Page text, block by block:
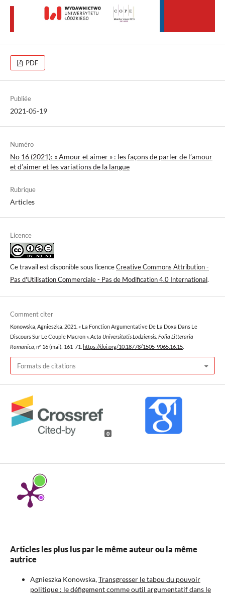
PDF
Publiée
2021-05-19
Numéro
No 16 (2021): « Amour et aimer » : les façons de parler de l’amour
et d’aimer et les variations de la langue
Rubrique
Articles
Licence
Ce travail est disponible sous licenceCreative Commons Attribution -
Pas d'Utilisation Commerciale - Pas de Modification 4.0 International.
Comment citer
Konowska, Agnieszka. 2021. « La Fonction Argumentative De La Doxa Dans Le
Discours Sur Le Couple Macron ». Acta Universitatis Lodziensis. Folia Litteraria
Romanica , nᵒ 16 (mai): 161-71. https://doi.org/10.18778/1505-9065.16.15
Formats de citations
0
Articles les plus lus par le même auteur ou la même
autrice
Agnieszka Konowska,Transgresser le tabou du pouvoir
politique : le défigement comme outil argumentatif dans le